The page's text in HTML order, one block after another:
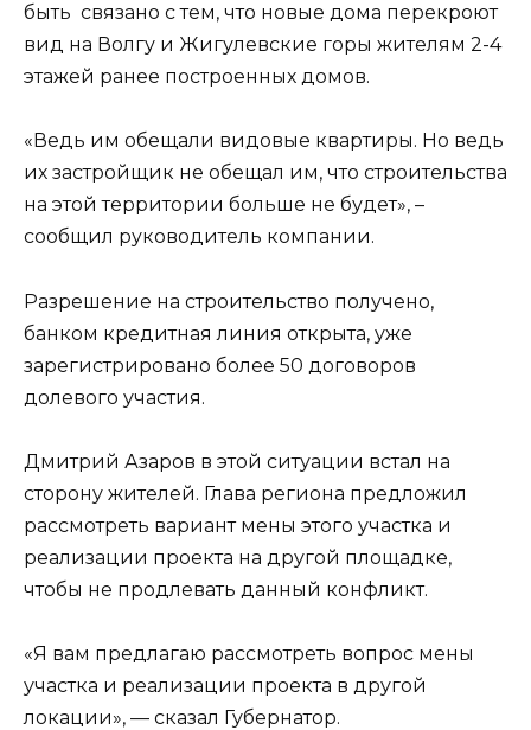
быть связано с тем, что новые дома перекроют
вид на Волгу и Жигулевские горы жителям 2-4
этажей ранее построенных домов.
«Ведь им обещали видовые квартиры. Но ведь
их застройщик не обещал им, что строительства
на этой территории больше не будет», –
сообщил руководитель компании.
Разрешение на строительство получено,
банком кредитная линия открыта, уже
зарегистрировано более 50 договоров
долевого участия.
Дмитрий Азаров в этой ситуации встал на
сторону жителей. Глава региона предложил
рассмотреть вариант мены этого участка и
реализации проекта на другой площадке,
чтобы не продлевать данный конфликт.
«Я вам предлагаю рассмотреть вопрос мены
участка и реализации проекта в другой
локации», — сказал Губернатор.